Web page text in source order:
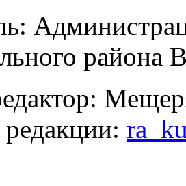
района